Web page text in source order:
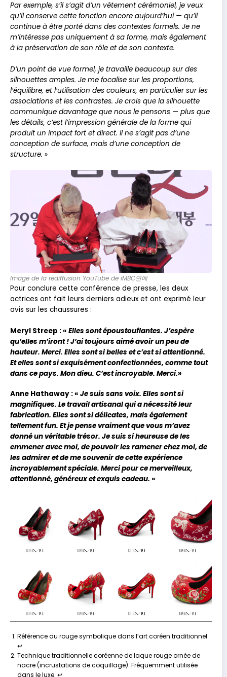
Par exemple, s’il s’agit d’un vêtement cérémoniel, je veux
qu’il conserve cette fonction encore aujourd’hui — qu’il
continue à être porté dans des contextes formels. Je ne
m’intéresse pas uniquement à sa forme, mais également
à la préservation de son rôle et de son contexte.
D’un point de vue formel, je travaille beaucoup sur des
silhouettes amples. Je me focalise sur les proportions,
l’équilibre, et l’utilisation des couleurs, en particulier sur les
associations et les contrastes. Je crois que la silhouette
communique davantage que nous le pensons — plus que
les détails, c’est l’impression générale de la forme qui
produit un impact fort et direct. Il ne s’agit pas d’une
conception de surface, mais d’une conception de
structure. »
Image de la rediffusion YouTube de iMBC연예
Pour conclure cette conférence de presse, les deux
actrices ont fait leurs derniers adieux et ont exprimé leur
avis sur les chaussures :
Meryl Streep : « Elles sont époustouflantes. J’espère
qu’elles m’iront ! J’ai toujours aimé avoir un peu de
hauteur. Merci. Elles sont si belles et c’est si attentionné.
Et elles sont si exquisément confectionnées, comme tout
dans ce pays. Mon dieu. C’est incroyable. Merci.»
Anne Hathaway : « Je suis sans voix. Elles sont si
magnifiques. Le travail artisanal qui a nécessité leur
fabrication. Elles sont si délicates, mais également
tellement fun. Et je pense vraiment que vous m’avez
donné un véritable trésor. Je suis si heureuse de les
emmener avec moi, de pouvoir les ramener chez moi, de
les admirer et de me souvenir de cette expérience
incroyablement spéciale. Merci pour ce merveilleux,
attentionné, généreux et exquis cadeau. »
Référence au rouge symbolique dans l’art coréen traditionnel
↩︎
Technique traditionnelle coréenne de laque rouge ornée de
nacre (incrustations de coquillage). Fréquemment utilisée
dans le luxe. ↩︎